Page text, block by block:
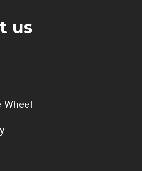
us
Wheel